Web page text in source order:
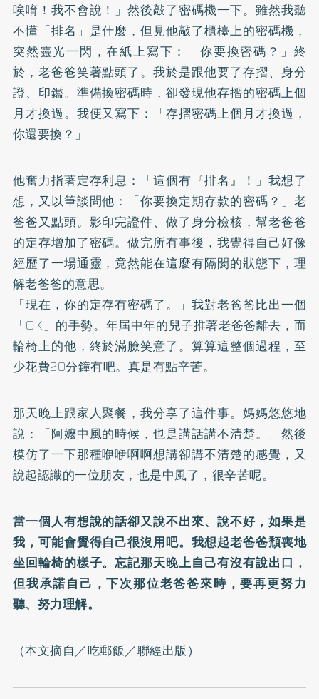
唉唷！我不會說！」然後敲了密碼機一下。雖然我聽
不懂「排名」是什麼，但見他敲了櫃檯上的密碼機，
突然靈光一閃，在紙上寫下：「你要換密碼？」終
於，老爸爸笑著點頭了。我於是跟他要了存摺、身分
證、印鑑。準備換密碼時，卻發現他存摺的密碼上個
月才換過。我便又寫下：「存摺密碼上個月才換過，
你還要換？」
他奮力指著定存利息：「這個有『排名』！」我想了
想，又以筆談問他：「你要換定期存款的密碼？」老
爸爸又點頭。影印完證件、做了身分檢核，幫老爸爸
的定存增加了密碼。做完所有事後，我覺得自己好像
經歷了一場通靈，竟然能在這麼有隔閡的狀態下，理
解老爸爸的意思。
「現在，你的定存有密碼了。」我對老爸爸比出一個
「OK」的手勢。年屆中年的兒子推著老爸爸離去，而
輪椅上的他，終於滿臉笑意了。算算這整個過程，至
少花費20分鐘有吧。真是有點辛苦。
那天晚上跟家人聚餐，我分享了這件事。媽媽悠悠地
說：「阿嬤中風的時候，也是講話講不清楚。」然後
模仿了一下那種咿咿啊啊想講卻講不清楚的感覺，又
說起認識的一位朋友，也是中風了，很辛苦呢。
當一個人有想說的話卻又說不出來、說不好，如果是
我，可能會覺得自己很沒用吧。我想起老爸爸頹喪地
坐回輪椅的樣子。忘記那天晚上自己有沒有說出口，
但我承諾自己，下次那位老爸爸來時，要再更努力
聽、努力理解。
（本文摘自／吃郵飯／聯經出版）